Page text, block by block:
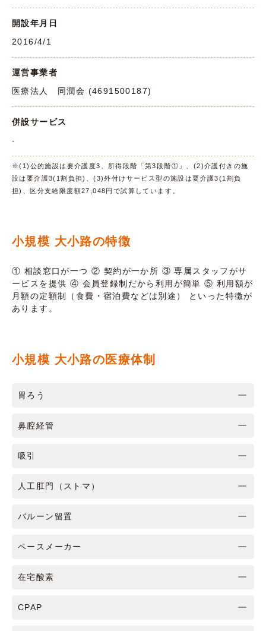
開設年月日
2016/4/1
運営事業者
医療法人 同潤会 (4691500187)
併設サービス
-
※(1)公的施設は要介護度3、所得段階「第3段階①」、(2)介護付きの施
設は要介護3(1割負担)、(3)外付けサービス型の施設は要介護3(1割負
担)、区分支給限度額27,048円で試算しています。
小規模 大小路の特徴
① 相談窓口が一つ ② 契約が一か所 ③ 専属スタッフがサ
ービスを提供 ④ 会員登録制だから利用が簡単 ⑤ 利用額が
月額の定額制（食費・宿泊費などは別途） といった特徴が
あります。
小規模 大小路の医療体制
胃ろう
鼻腔経管
吸引
人工肛門（ストマ）
バルーン留置
ペースメーカー
在宅酸素
CPAP